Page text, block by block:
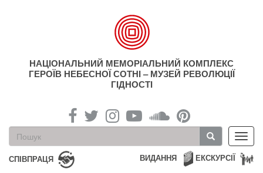
НАЦІОНАЛЬНИЙ МЕМОРІАЛЬНИЙ КОМПЛЕКС
ГЕРОЇВ НЕБЕСНОЇ СОТНІ – МУЗЕЙ РЕВОЛЮЦІЇ
ГІДНОСТІ
Пошукова
форма
Пошук
СПІВПРАЦЯ ЕКСКУРСІЇ
ВИДАННЯ